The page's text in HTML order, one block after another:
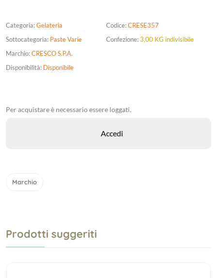
Categoria:Gelateria
Sottocategoria: Paste Varie
Marchio:CRESCO S.P.A.
Disponibilità: Disponibile
Codice:CRESE357
Confezione:3,00 KG indivisibile
Per acquistare è necessario essere loggati.
Marchio
Prodotti suggeriti